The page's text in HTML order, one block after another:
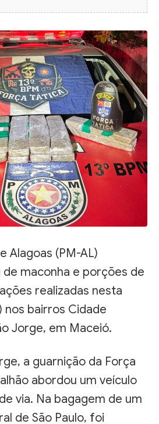
Alagoas (PM-AL)
de maconha e porções de
realizadas nesta
nos bairros Cidade
Jorge, em Maceió.
a guarnição da Força
abordou um veículo
via. Na bagagem de um
de São Paulo, foi